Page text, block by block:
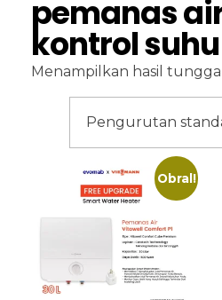
pemanas
kontrol
Menampilkan hasil tunggal
Obral!